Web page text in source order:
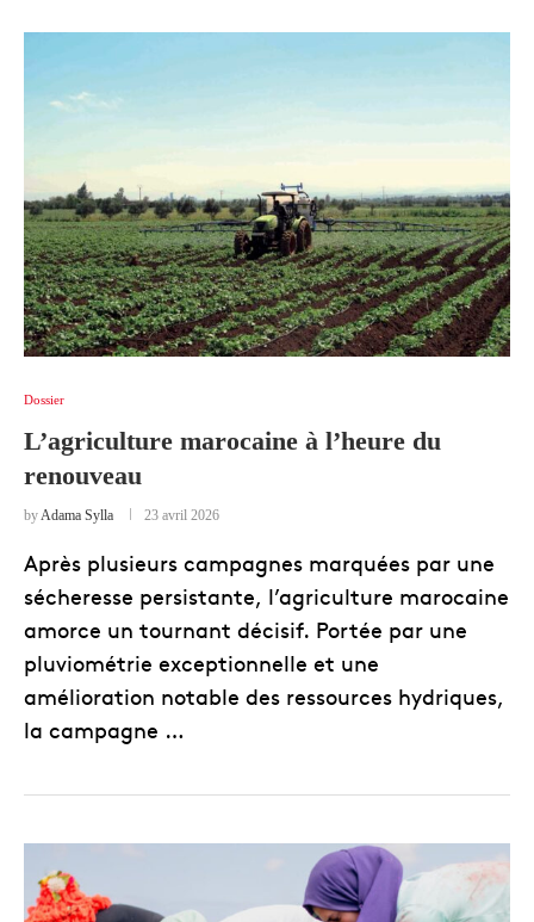
Dossier
L’agriculture marocaine à l’heure du
renouveau
byAdama Sylla 23 avril 2026
Après plusieurs campagnes marquées par une
sécheresse persistante, l’agriculture marocaine
amorce un tournant décisif. Portée par une
pluviométrie exceptionnelle et une
amélioration notable des ressources hydriques,
la campagne …